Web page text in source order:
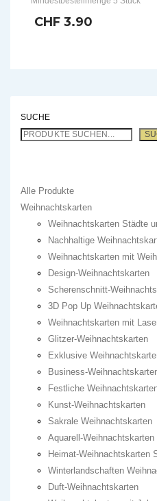
CHF 3.90
SUCHE
Alle Produkte
Weihnachtskarten
Weihnachtskarten Städte
Nachhaltige
Weihnachtskarten mit
Design-Weihnachtskarten
Scherenschnitt-
3D Pop Up
Weihnachtskarten mit
Glitzer-Weihnachtskarten
Exklusive
Business-
Festliche
Kunst-Weihnachtskarten
Sakrale Weihnachtskarten
Aquarell-Weihnachtskarten
Heimat-Weihnachtskarten
Winterlandschaften
Duft-Weihnachtskarten